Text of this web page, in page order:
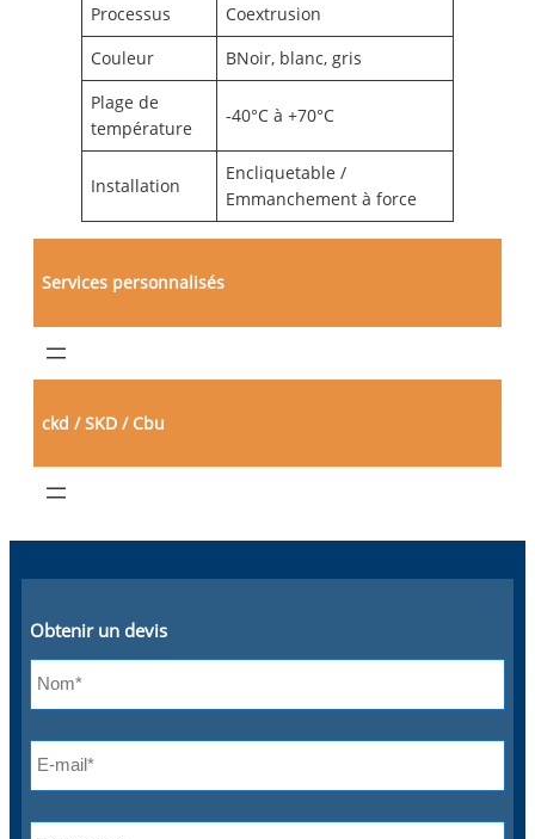
Processus
Coextrusion
Couleur
BNoir, blanc, gris
Plage de
température
-40°C à +70°C
Installation
Encliquetable /
Emmanchement à force
Services personnalisés
ckd / SKD / Cbu
Obtenir un devis